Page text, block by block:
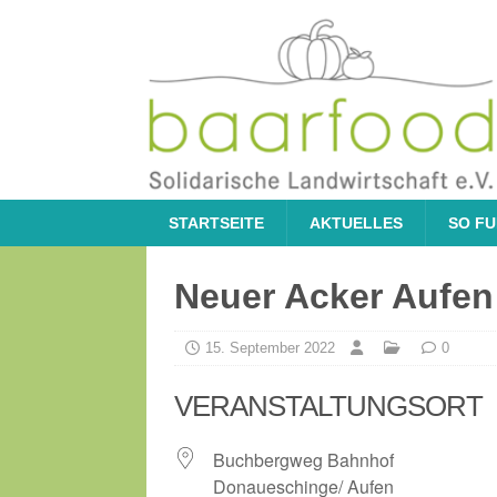
STARTSEITE AKTUELLES SO
Neuer Acker Aufen
15. September 2022 0
VERANSTALTUNGSORT
Buchbergweg Bahnhof
Donaueschinge/ Aufen